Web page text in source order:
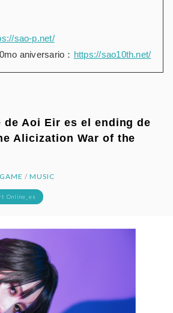
sao-p.net/
aniversario： https://sao10th.net/
de Aoi Eir es el ending de
Alicization War of the
/ MUSIC
Online_es